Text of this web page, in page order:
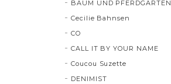
BAUM UND PFERDGARTEN
Cecilie Bahnsen
CO
CALL IT BY YOUR NAME
Coucou Suzette
DENIMIST